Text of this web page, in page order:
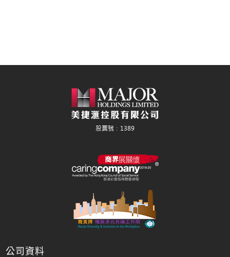
公司資料